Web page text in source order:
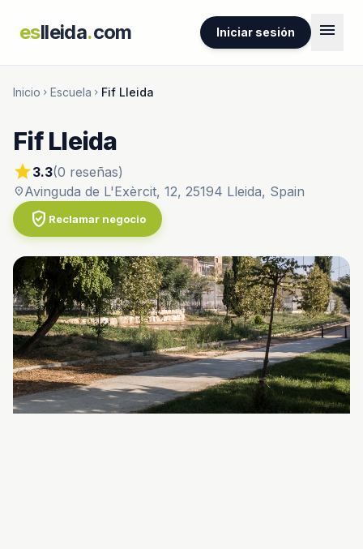
eslleida.com Iniciar sesión menu
Inicio chevron_right Escuela chevron_right Fif Lleida
Fif Lleida
star3.3(0 reseñas)
location_onAvinguda de L'Exèrcit, 12, 25194 Lleida, Spain
verified_user Reclamar negocio